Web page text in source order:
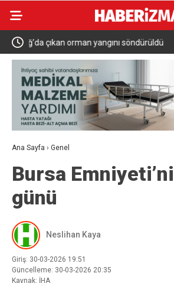
MGK 6 Ağustos 2026 Toplantısında
Güvenlik Gündemi
Ana Sayfa › Genel
Bursa
günü
Neslihan Kaya
Giriş: 30-03-2026 19:51
Güncelleme: 30-03-2026 20:35
Kaynak: İHA